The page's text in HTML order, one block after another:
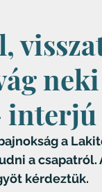
interjú
a
a
kérdeztük.